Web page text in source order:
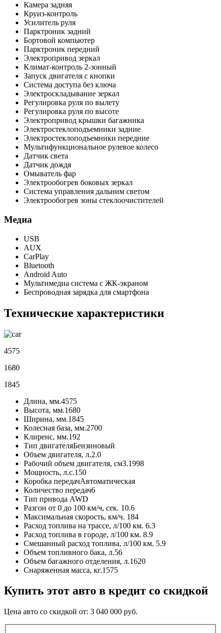
Камера задняя
Круиз-контроль
Усилитель руля
Парктроник задний
Бортовой компьютер
Парктроник передний
Электропривод зеркал
Климат-контроль 2-зонный
Запуск двигателя с кнопки
Система доступа без ключа
Электроскладывание зеркал
Регулировка руля по вылету
Регулировка руля по высоте
Электропривод крышки багажника
Электростеклоподъемники задние
Электростеклоподъемники передние
Мультифункциональное рулевое колесо
Датчик света
Датчик дождя
Омыватель фар
Электрообогрев боковых зеркал
Система управления дальним светом
Электрообогрев зоны стеклоочистителей
Медиа
USB
AUX
CarPlay
Bluetooth
Android Auto
Мультимедиа система с ЖК-экраном
Беспроводная зарядка для смартфона
Технические характеристики
4575
1680
1845
Длина, мм.4575
Высота, мм.1680
Ширина, мм.1845
Колесная база, мм.2700
Клиренс, мм.192
Тип двигателяБензиновый
Объем двигателя, л.2.0
Рабочий объем двигателя, см3.1998
Мощность, л.с.150
Коробка передачАвтоматическая
Количество передач6
Тип привода AWD
Разгон от 0 до 100 км/ч, сек. 10.6
Максимальная скорость, км/ч. 184
Расход топлива на трассе, л/100 км. 6.3
Расход топлива в городе, л/100 км. 8.9
Смешанный расход топлива, л/100 км. 5.9
Объем топливного бака, л.56
Объем багажного отделения, л.1620
Снаряженная масса, кг.1575
Купить этот авто в кредит со скидкой
Цена авто со скидкой от: 3 040 000 руб.